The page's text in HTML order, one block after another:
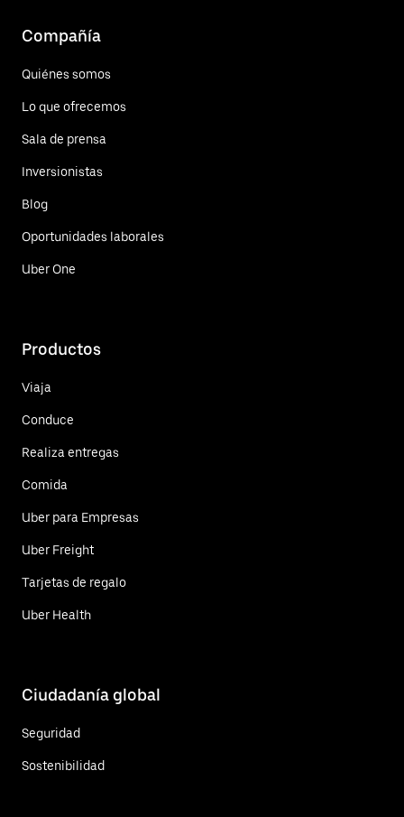
Compañía
Quiénes somos
Lo que ofrecemos
Sala de prensa
Inversionistas
Blog
Oportunidades laborales
Uber One
Productos
Viaja
Conduce
Realiza entregas
Comida
Uber para Empresas
Uber Freight
Tarjetas de regalo
Uber Health
Ciudadanía global
Seguridad
Sostenibilidad